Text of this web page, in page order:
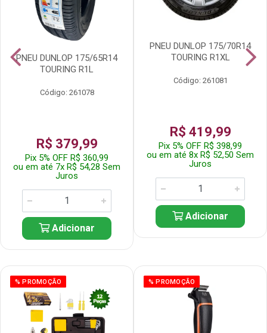
PNEU DUNLOP 175/65R14
TOURING R1L
Código: 261078
R$ 379,99
Pix 5% OFF R$ 360,99
ou em até 7x R$ 54,28 Sem
Juros
Adicionar
PNEU DUNLOP 175/70R14
TOURING R1XL
Código: 261081
R$ 419,99
Pix 5% OFF R$ 398,99
ou em até 8x R$ 52,50 Sem
Juros
Adicionar
% PROMOÇÃO % PROMOÇÃO